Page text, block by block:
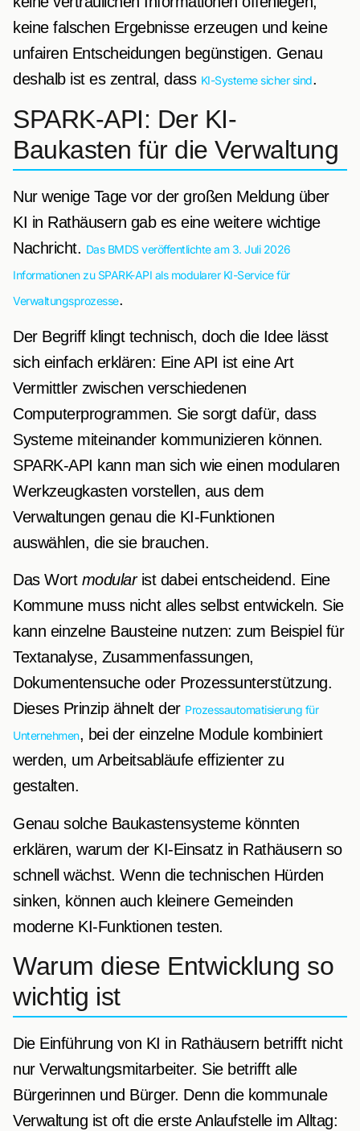
keine falschen Ergebnisse erzeugen und keine
unfairen Entscheidungen begünstigen. Genau
deshalb ist es zentral, dass KI-Systeme sicher sind.
SPARK-API: Der KI-
Baukasten für die Verwaltung
Nur wenige Tage vor der großen Meldung über
KI in Rathäusern gab es eine weitere wichtige
Nachricht. Das BMDS veröffentlichte am 3. Juli 2026
Informationen zu SPARK-API als modularer KI-Service für
Verwaltungsprozesse.
Der Begriff klingt technisch, doch die Idee lässt
sich einfach erklären: Eine API ist eine Art
Vermittler zwischen verschiedenen
Computerprogrammen. Sie sorgt dafür, dass
Systeme miteinander kommunizieren können.
SPARK-API kann man sich wie einen modularen
Werkzeugkasten vorstellen, aus dem
Verwaltungen genau die KI-Funktionen
auswählen, die sie brauchen.
Das Wort modularist dabei entscheidend. Eine
Kommune muss nicht alles selbst entwickeln. Sie
kann einzelne Bausteine nutzen: zum Beispiel für
Textanalyse, Zusammenfassungen,
Dokumentensuche oder Prozessunterstützung.
Dieses Prinzip ähnelt der Prozessautomatisierung für
Unternehmen, bei der einzelne Module kombiniert
werden, um Arbeitsabläufe effizienter zu
gestalten.
Genau solche Baukastensysteme könnten
erklären, warum der KI-Einsatz in Rathäusern so
schnell wächst. Wenn die technischen Hürden
sinken, können auch kleinere Gemeinden
moderne KI-Funktionen testen.
Warum diese Entwicklung so
wichtig ist
Die Einführung von KI in Rathäusern betrifft nicht
nur Verwaltungsmitarbeiter. Sie betrifft alle
Bürgerinnen und Bürger. Denn die kommunale
Verwaltung ist oft die erste Anlaufstelle im Alltag: